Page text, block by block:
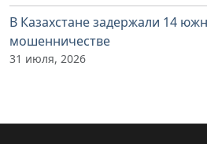
В Казахстане задержали 14
мошенничестве
31 июля, 2026